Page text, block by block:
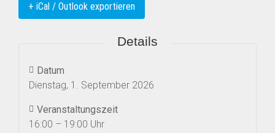
+ iCal / Outlook exportieren
Details
Datum
Dienstag, 1. September 2026
Veranstaltungszeit
16:00 – 19:00 Uhr